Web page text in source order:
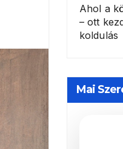
Ahol a
– ott
koldulás
Mai